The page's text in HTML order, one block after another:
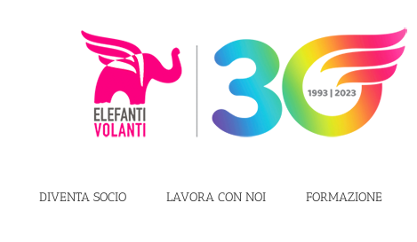
DIVENTA SOCIO LAVORA CON NOI FORMAZIONE